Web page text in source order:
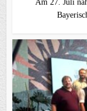
Am 27. Juli